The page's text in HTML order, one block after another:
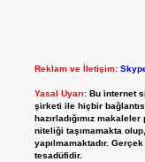
Reklam ve İletişim:
Yasal Uyarı: Bu internet
şirketi ile hiçbir
hazırladığımız
niteliği taşımamakta
yapılmamaktadır.
tesadüfidir.